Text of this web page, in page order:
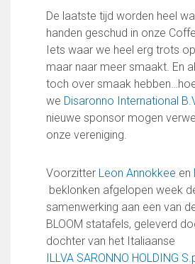
Gevonden voorwerpen
Verenigingsdocumenten
Teams
FC Lisse 1
FC Lisse 2
Toegangs- en seizoenskaarten
Heren- en jongensvoetbal
Vrouwen- en meidenvoetbal
7 tegen 7 Voetbal (35+)
Walking Football
Uitslagen
Programma
De laatste tijd worden heel
handen geschud in onze
Iets waar we heel erg trots
maar naar meer smaakt. En
toch over smaak
we Disaronno International
nieuwe sponsor mogen
onze vereniging.
Voorzitter Leon Annokkee en
beklonken afgelopen week
samenwerking aan een van
BLOOM statafels, geleverd
dochter van het Italiaanse
ILLVA SARONNO HOLDING